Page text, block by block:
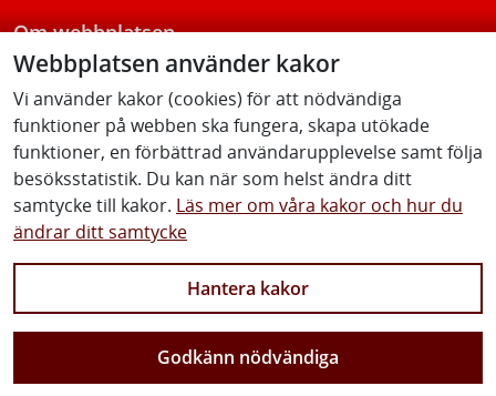
Webbplatsen använder kakor
Vi använder kakor (cookies) för att nödvändiga
funktioner på webben ska fungera, skapa utökade
funktioner, en förbättrad användarupplevelse samt följa
besöksstatistik. Du kan när som helst ändra ditt
samtycke till kakor. Läs mer om våra kakor och hur du
ändrar ditt samtycke
Hantera kakor
Godkänn nödvändiga
Om webbplatsen
Tillgänglighetsredogörelse
Följ oss
Facebook Youtube